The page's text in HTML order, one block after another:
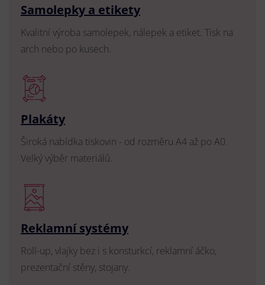
Samolepky a etikety
Kvalitní výroba samolepek, nálepek a etiket. Tisk na
arch nebo po kusech.
Plakáty
Široká nabídka tiskovin - od rozměru A4 až po A0.
Velký výběr materiálů.
Reklamní systémy
Roll-up, vlajky bez i s konsturkcí, reklamní áčko,
prezentační stěny, stojany.